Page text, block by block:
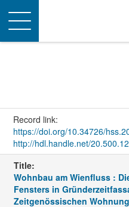
Toggle
navigation
Record link:
https://doi.org/10.34726/
http://hdl.handle.net/
Title:
Wohnbau am Wienfluss :
Fensters in
Zeitgenössischen